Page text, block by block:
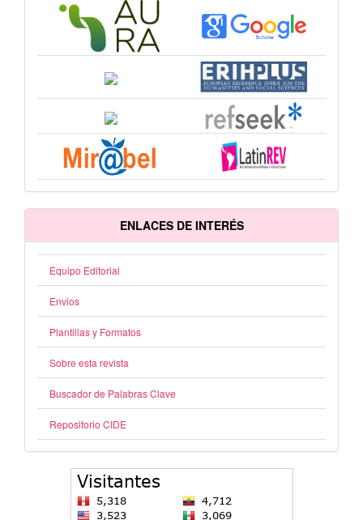
ENLACES DE INTERÉS
Equipo Editorial
Envios
Plantillas y Formatos
Sobre esta revista
Buscador de Palabras Clave
Repositorio CIDE